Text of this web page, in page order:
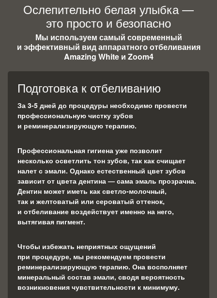
Ослепительно белая улыбка —
это просто и безопасно
Мы используем самый современный
и эффективный вид аппаратного отбеливания
Amazing White и Zoom4
Подготовка к отбеливанию
За 3-5 дней до процедуры необходимо провести
профессиональную чистку зубов
и реминерализирующую терапию.
Профессиональная гигиена уже позволит
несколько осветлить тон зубов, так как счищает
налет с эмали. Однако естественный цвет зубов
зависит от цвета дентина — сама эмаль прозрачна.
Дентин может иметь как светло-молочный,
так и желтоватый или сероватый оттенок,
и отбеливание воздействует именно на него,
вытягивая пигмент.
Чтобы избежать неприятных ощущений
при процедуре, мы рекомендуем провести
реминерализирующую терапию. Она восполняет
минеральный состав эмали, сводя вероятность
возникновения чувствительности к минимуму.